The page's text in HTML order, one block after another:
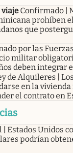
viaje Confirmado |
prohíben
que
por las
militar
deben integrar
de Alquileres |
en la
el contrato en
| Estados Unidos
podrían